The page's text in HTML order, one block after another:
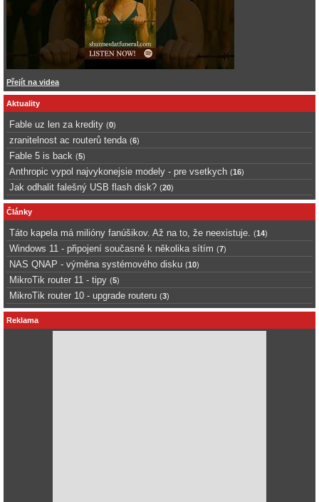
Přejít na videa
Aktuality
Fable uz len za kredity (0)
zranitelnost ac routerů tenda (6)
Fable 5 is back (5)
Anthropic vypol najvykonejsie modely - pre vsetkych (16)
Jak odhalit falešný USB flash disk? (20)
Články
Táto kapela má milióny fanúšikov. Až na to, že neexistuje. (14)
Windows 11 - připojení současně k několika sítím (7)
NAS QNAP - výměna systémového disku (10)
MikroTik router 11 - tipy (5)
MikroTik router 10 - upgrade routeru (3)
Reklama